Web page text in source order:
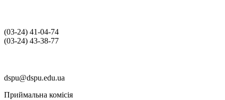
(03‑24) 41‑04‑74
(03‑24) 43‑38‑77
dspu@dspu.edu.ua
Приймальна комісія